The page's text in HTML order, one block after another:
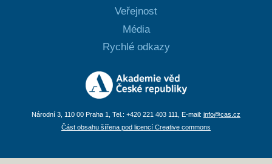
Veřejnost
Média
Rychlé odkazy
Národní 3, 110 00 Praha 1, Tel.: +420 221 403 111, E-mail: info@cas.cz
Část obsahu šířena pod licencí Creative commons